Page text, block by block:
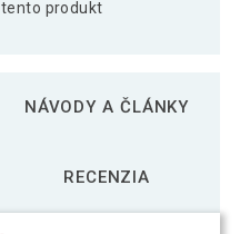
tento produkt
NÁVODY A ČLÁNKY
RECENZIA